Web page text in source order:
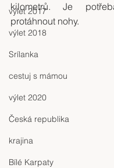
výlet 2017
výlet 2018
Srílanka
cestuj s mámou
výlet 2020
Česká republika
krajina
Bílé Karpaty
kilometrů. Je
protáhnout nohy.